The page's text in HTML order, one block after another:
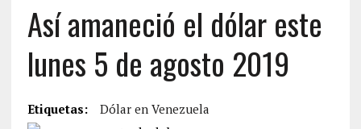
Así amaneció el dólar este
lunes 5 de agosto 2019
Etiquetas: Dólar en Venezuela